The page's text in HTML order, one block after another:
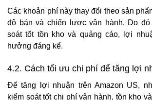
Các khoản phí này thay đổi theo sản
độ bán và chiến lược vận hành. Do đó
soát tốt tồn kho và quảng cáo, lợi
hưởng đáng kể.
4.2. Cách tối ưu chi phí để tăng lợi
Để tăng lợi nhuận trên Amazon US,
kiểm soát tốt chi phí vận hành, tồn kho